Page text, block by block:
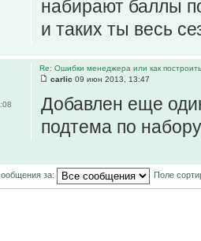
набирают баллы
и таких ты весь
Re: Ошибки менеджера или как построить
carlic 09 июн 2013, 13:47
Добавлен еще
подтема по
за: Поле